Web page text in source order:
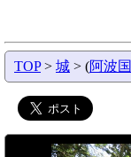
TOP> 城 > (阿波国